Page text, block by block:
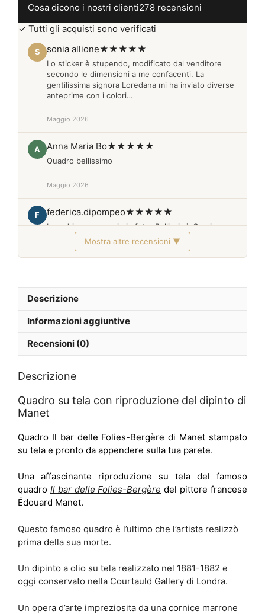
Cosa dicono i nostri clienti278 recensioni
✓ Tutti gli acquisti sono verificati
S sonia allione★★★★★
Lo sticker è stupendo, modificato dal venditore
secondo le dimensioni a me confacenti. La
gentilissima signora Loredana mi ha inviato diverse
anteprime con i colori…
Maggio 2026
A Anna Maria Bo★★★★★
Quadro bellissimo
Maggio 2026
F federica.dipompeo★★★★★
I quadri sono proprio in foto. Bellissimi. Grazie
Febbraio 2026
Mostra altre recensioni ▼
Descrizione
Informazioni aggiuntive
Recensioni (0)
Descrizione
Quadro su tela con riproduzione del dipinto di
Manet
Quadro Il bar delle Folies-Bergère di Manet stampato
su tela e pronto da appendere sulla tua parete.
Una affascinante riproduzione su tela del famoso
quadro Il bar delle Folies-Bergère del pittore francese
Édouard Manet.
Questo famoso quadro è l’ultimo che l’artista realizzò
prima della sua morte.
Un dipinto a olio su tela realizzato nel 1881-1882 e
oggi conservato nella Courtauld Gallery di Londra.
Un opera d’arte impreziosita da una cornice marrone